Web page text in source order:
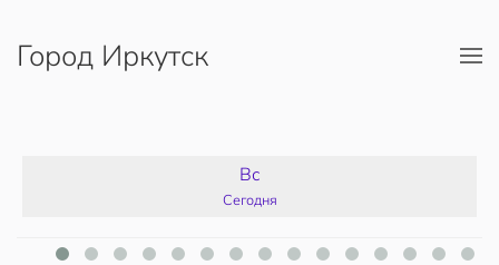
Перейти к содержимому
Город Иркутск
Вс
Сегодня